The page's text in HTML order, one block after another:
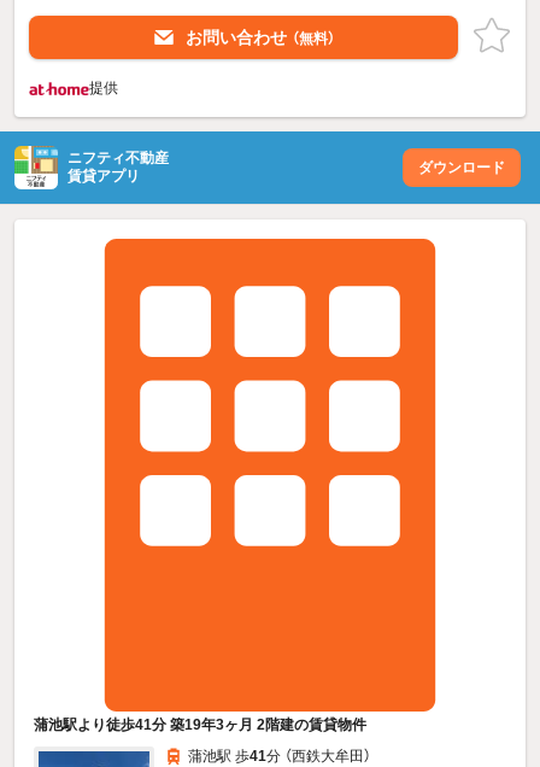
お問い合わせ （無料）
提供
ニフティ不動産
賃貸アプリ
ダウンロード
蒲池駅より徒歩41分 築19年3ヶ月 2階建の賃貸物件
蒲池駅 歩41分 （西鉄大牟田）